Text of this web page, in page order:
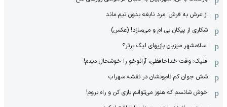
از عرش به فرش: مرد نابغه‌ بدون تیم ماند
شکاری از پیکان بی ام و می‌سازد! (عکس)
اسلامشهر میزبان بازیهای لیگ برتر؟
فلیک: وقت خداحافظی، آرائوخو را خوشحال دیدم!
شش جوان کم نام‌و‌نشان در نقشه سهراب
خوش شانسم که هنوز می‌توانم بازی کن و راه بروم!